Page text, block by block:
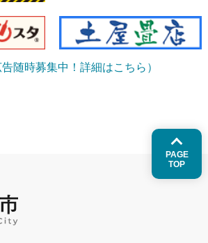
告随時募集中！詳細はこちら）
PAGE
TOP